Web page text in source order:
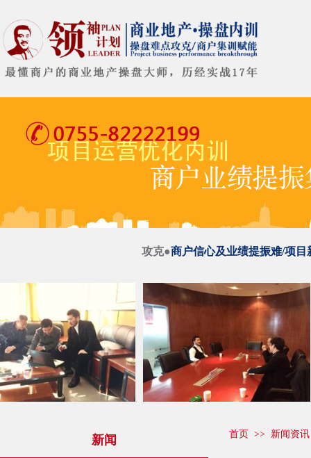
攻克●商户信心及业绩提振难/项
新闻 首页 >> 新闻资讯